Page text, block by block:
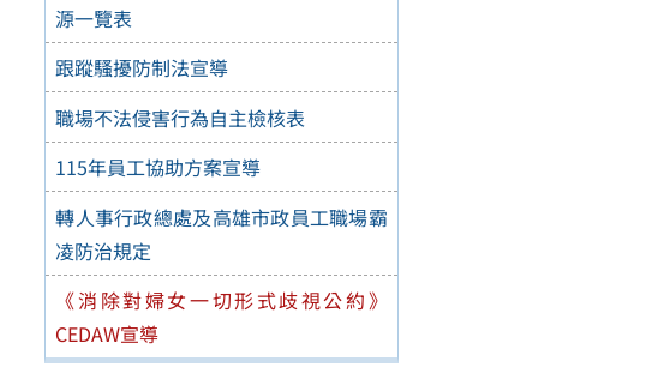
源一覽表
跟蹤騷擾防制法宣導
職場不法侵害行為自主檢核表
115年員工協助方案宣導
轉人事行政總處及高雄市政員工職場霸
凌防治規定
《消除對婦女一切形式歧視公約》
CEDAW宣導